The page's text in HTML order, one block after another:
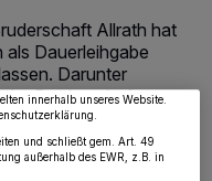
Allrath hat
Dauerleihgabe
Darunter
Bruderschaft aus
– ebenso wie die
bis 19. Jahrhundert –
verwahrt.
aufgeführten
Inhalte und Anzeigen
können dieses Menü jederzeit
oder Ihre Einwilligung zu
oder Ablehnen am unteren
innerhalb unseres Website.
und schließt gem. Art. 49
außerhalb des EWR, z.B. in